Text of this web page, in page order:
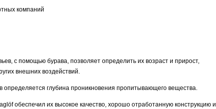
компаний
с помощью бурава, позволяет определить их возраст и прирост,
внешних воздействий.
глубина проникновения пропитывающего вещества.
обеспечил их высокое качество, хорошо отработанную конструкцию и